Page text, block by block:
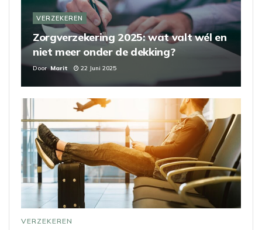
VERZEKEREN
Zorgverzekering 2025: wat valt wél en
niet meer onder de dekking?
Door Marit 22 Juni 2025
VERZEKEREN